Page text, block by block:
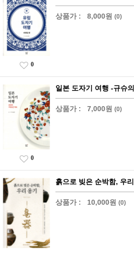
상품가 : 8,000원 (0)
0
일본 도자기 여행 -규슈
상품가 : 7,000원 (0)
0
흙으로 빚은 순박함, 우리
상품가 : 10,000원 (0)